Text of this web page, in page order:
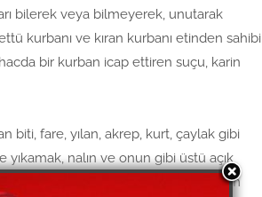
bilerek veya bilmeyerek, unutarak
kurbanı ve kıran kurbanı etinden sahibi
bir kurban icap ettiren suçu, karin
biti, fare, yılan, akrep, kurt, çaylak gibi
yıkamak, nalın ve onun gibi üstü açık
üzere hafif kaşınmak, renkli ihram